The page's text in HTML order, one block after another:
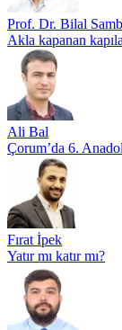
Prof. Dr. Bilal
Akla kapanan
Ali Bal
Çorum’da 6.
Fırat İpek
Yatır mı katır mı?